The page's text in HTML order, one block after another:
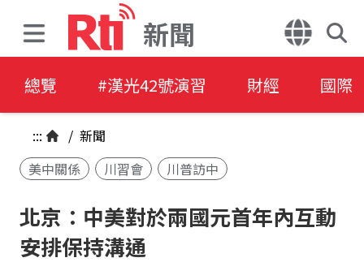
新聞
總覽 #漢光42號演習 財經 國際
::: / 新聞
美中關係
川習會 川普訪中
北京：中美對於兩國元首年內互動
安排保持溝通